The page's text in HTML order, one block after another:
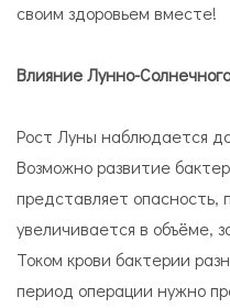
своим здоровьем вместе!
Влияние Лунно-
Рост Луны наблюдается
Возможно развитие
представляет опасность,
увеличивается в объёме,
Током крови бактерии
период операции нужно